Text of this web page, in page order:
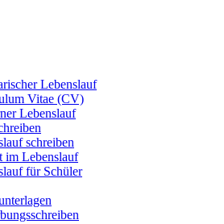
Lebenslauf
Vitae (CV)
Lebenslauf
schreiben
im Lebenslauf
für Schüler